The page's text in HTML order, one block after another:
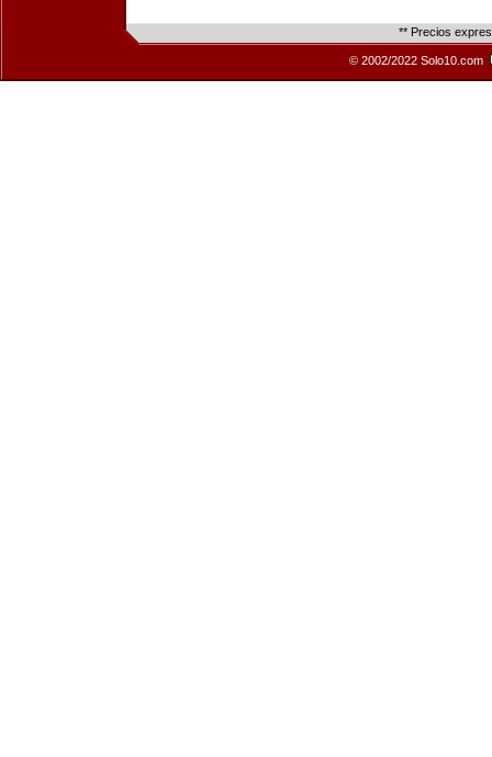
** Precios
© 2002/2022 Solo10.com